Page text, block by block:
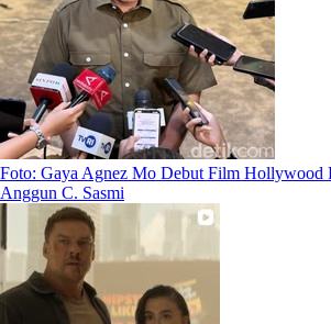
Foto: Gaya Agnez Mo Debut Film Hollywood
Anggun C. Sasmi